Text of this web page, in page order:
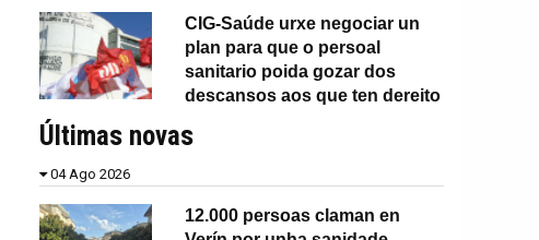
CIG-Saúde urxe negociar un
plan para que o persoal
sanitario poida gozar dos
descansos aos que ten dereito
Últimas novas
04 Ago 2026
12.000 persoas claman en